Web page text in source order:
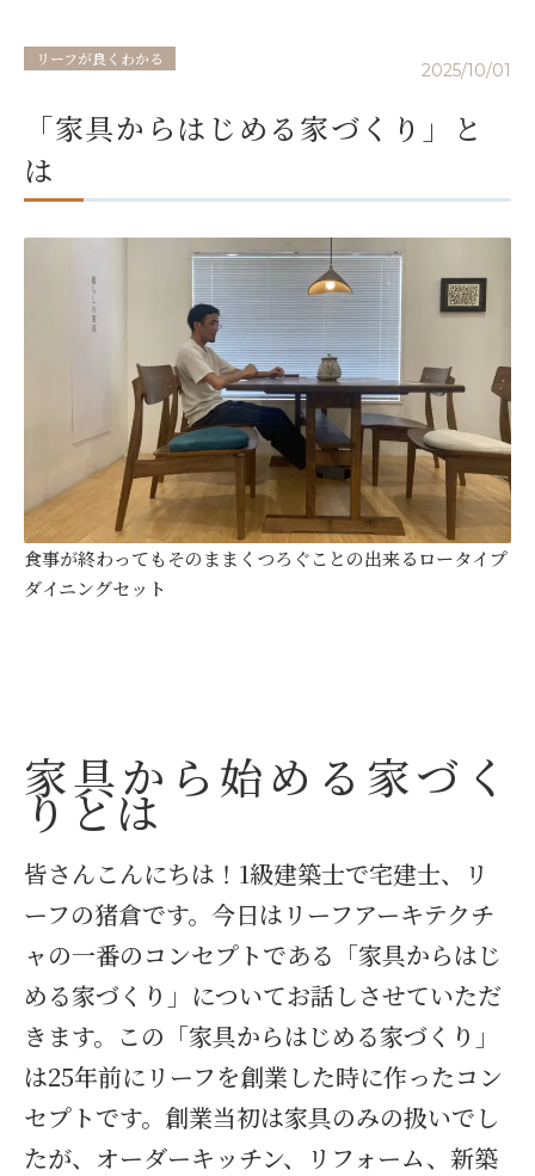
リーフが良くわかる
2025/10/01
「家具からはじめる家づくり」と
は
食事が終わってもそのままくつろぐことの出来るロータイプ
ダイニングセット
家具から始める家づく
りとは
皆さんこんにちは！1級建築士で宅建士、リ
ーフの猪倉です。今日はリーフアーキテクチ
ャの一番のコンセプトである「家具からはじ
める家づくり」についてお話しさせていただ
きます。この「家具からはじめる家づくり」
は25年前にリーフを創業した時に作ったコン
セプトです。創業当初は家具のみの扱いでし
たが、オーダーキッチン、リフォーム、新築